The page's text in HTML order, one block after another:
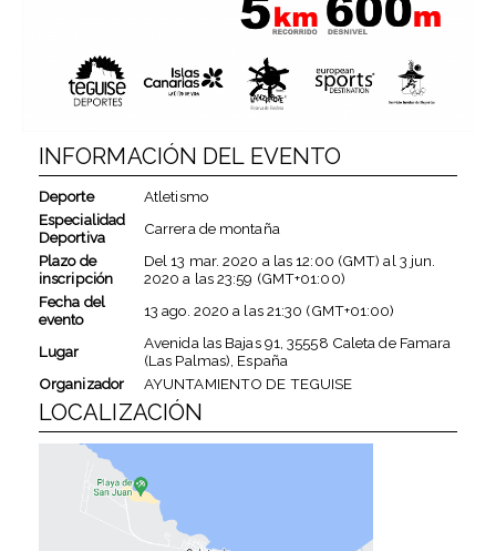
INFORMACIÓN DEL EVENTO
Deporte
Atletismo
Especialidad
Deportiva
Carrera de montaña
Plazo de
inscripción
Del13 mar. 2020 a las12:00 (GMT) al3 jun.
2020 a las23:59 (GMT+01:00)
Fecha del
evento
13 ago. 2020 a las21:30 (GMT+01:00)
Lugar
Avenida las Bajas 91, 35558 Caleta de Famara
(Las Palmas), España
Organizador
AYUNTAMIENTO DE TEGUISE
LOCALIZACIÓN